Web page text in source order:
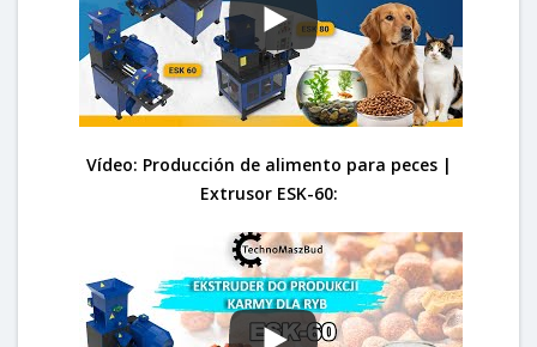
Vídeo: Producción de alimento para peces |
Extrusor ESK-60: